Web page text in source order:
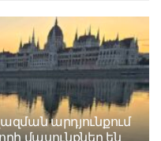
արդյունքում
մասունքներ են